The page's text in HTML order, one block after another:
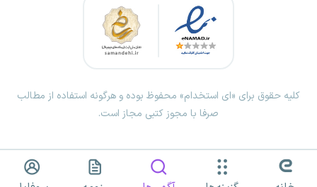
کلیه حقوق برای «ای استخدام» محفوظ بوده و هرگونه استفاده از مطالب
صرفا با مجوز کتبی مجاز است.